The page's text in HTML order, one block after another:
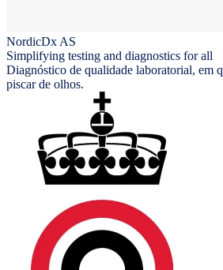
NordicDx AS
Simplifying testing and diagnostics for all
Diagnóstico de qualidade laboratorial, em
piscar de olhos.